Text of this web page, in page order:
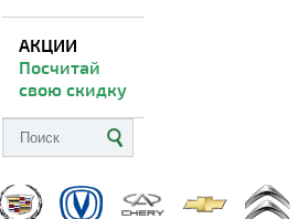
АКЦИИ
Посчитай
свою скидку